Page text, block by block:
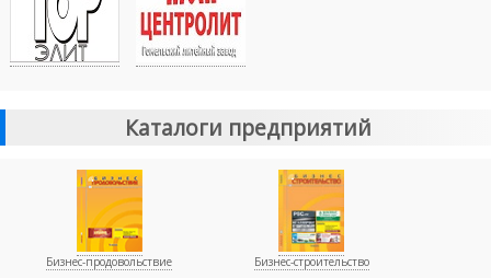
Каталоги предприятий
Бизнес-продовольствие Бизнес-строительство